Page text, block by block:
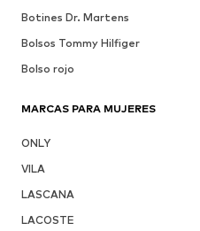
Botines Dr. Martens
Bolsos Tommy Hilfiger
Bolso rojo
MARCAS PARA MUJERES
ONLY
VILA
LASCANA
LACOSTE